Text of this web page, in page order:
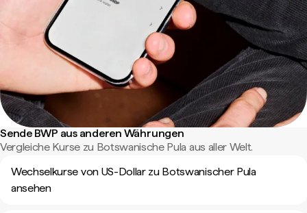
Sende BWP aus anderen Währungen
Vergleiche Kurse zu Botswanische Pula aus aller Welt.
Wechselkurse von US-Dollar zu Botswanischer Pula
ansehen